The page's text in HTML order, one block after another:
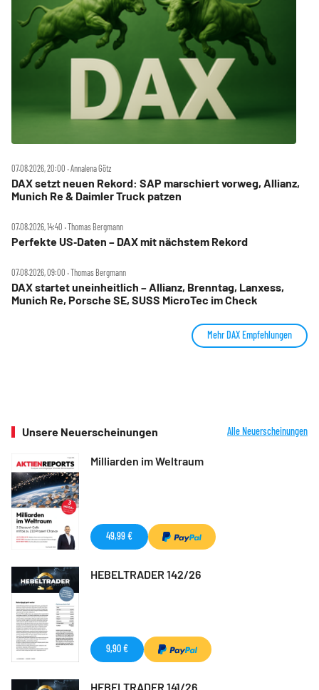
07.08.2026, 20:00 ‧ Annalena Götz
DAX setzt neuen Rekord: SAP marschiert vorweg, Allianz,
Munich Re & Daimler Truck patzen
07.08.2026, 14:40 ‧ Thomas Bergmann
Perfekte US‑Daten – DAX mit nächstem Rekord
07.08.2026, 09:00 ‧ Thomas Bergmann
DAX startet uneinheitlich – Allianz, Brenntag, Lanxess,
Munich Re, Porsche SE, SUSS MicroTec im Check
Mehr DAX Empfehlungen
Unsere Neuerscheinungen Alle Neuerscheinungen
Milliarden im Weltraum
49,99 €
HEBELTRADER 142/26
9,90 €
HEBELTRADER 141/26